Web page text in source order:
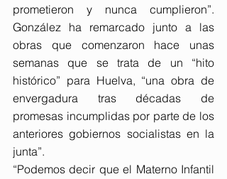
prometieron y nunca cumplieron”.
González ha remarcado junto a las
obras que comenzaron hace unas
semanas que se trata de un “hito
histórico” para Huelva, “una obra de
envergadura tras décadas de
promesas incumplidas por parte de los
anteriores gobiernos socialistas en la
junta”.
“Podemos decir que el Materno Infantil